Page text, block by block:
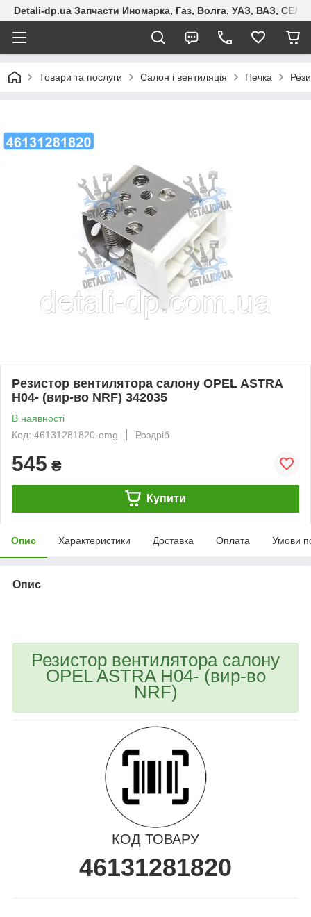
Detali-dp.ua Запчасти Иномарка, Газ, Волга, УАЗ, ВАЗ,
Товари та послуги Салон і вентиляція Печка
Резистор вентилятора салону OPEL ASTRA
H04- (вир-во NRF) 342035
В наявності
Код: 46131281820-omg
Роздріб
545 ₴
Купити
Опис Характеристики Доставка Оплата Умови
Опис
Резистор вентилятора салону
OPEL ASTRA H04- (вир-во
NRF)
КОД ТОВАРУ
46131281820